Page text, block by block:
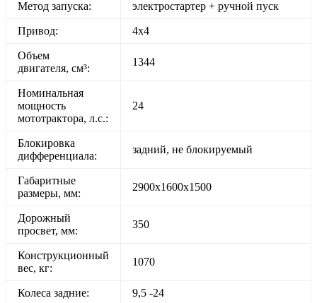
Метод запуска: электростартер + ручной пуск
Привод: 4х4
Объем
двигателя, см³:
1344
Номинальная
мощность
мототрактора, л.с.:
24
Блокировка
дифференциала:
задний, не блокируемый
Габаритные
размеры, мм:
2900х1600х1500
Дорожный
просвет, мм:
350
Конструкционный
вес, кг:
1070
Колеса задние: 9,5 -24